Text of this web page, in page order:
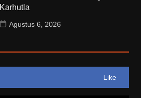
Karhutla
Agustus 6, 2026
Like